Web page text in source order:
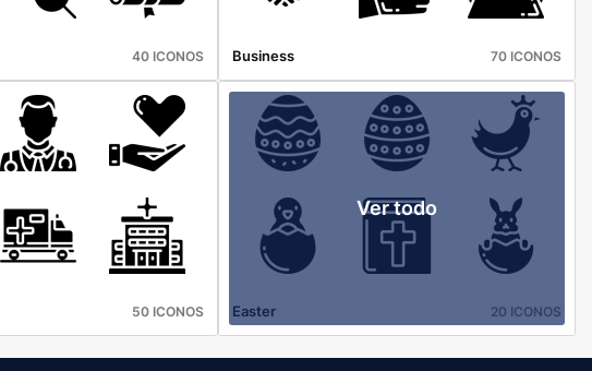
40 ICONOS Business 70 ICONOS
50 ICONOS
Ver todo
Easter 20 ICONOS